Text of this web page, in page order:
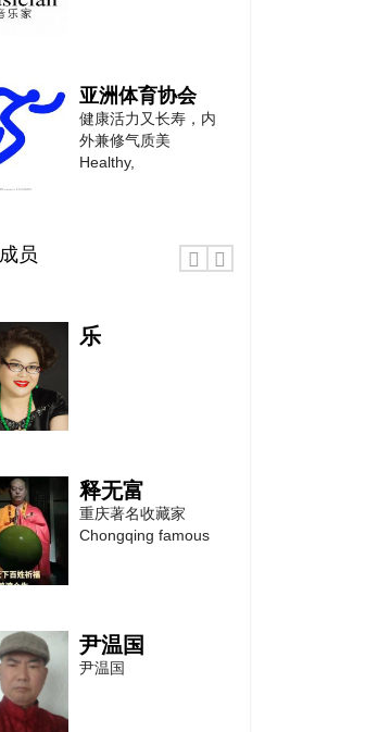
亚洲体育协会
健康活力又长寿，内
外兼修气质美
Healthy,
亚洲戏曲家协会
文艺为人民服务
员
乐
释无富
重庆著名收藏家
Chongqing famous
尹温国
尹温国